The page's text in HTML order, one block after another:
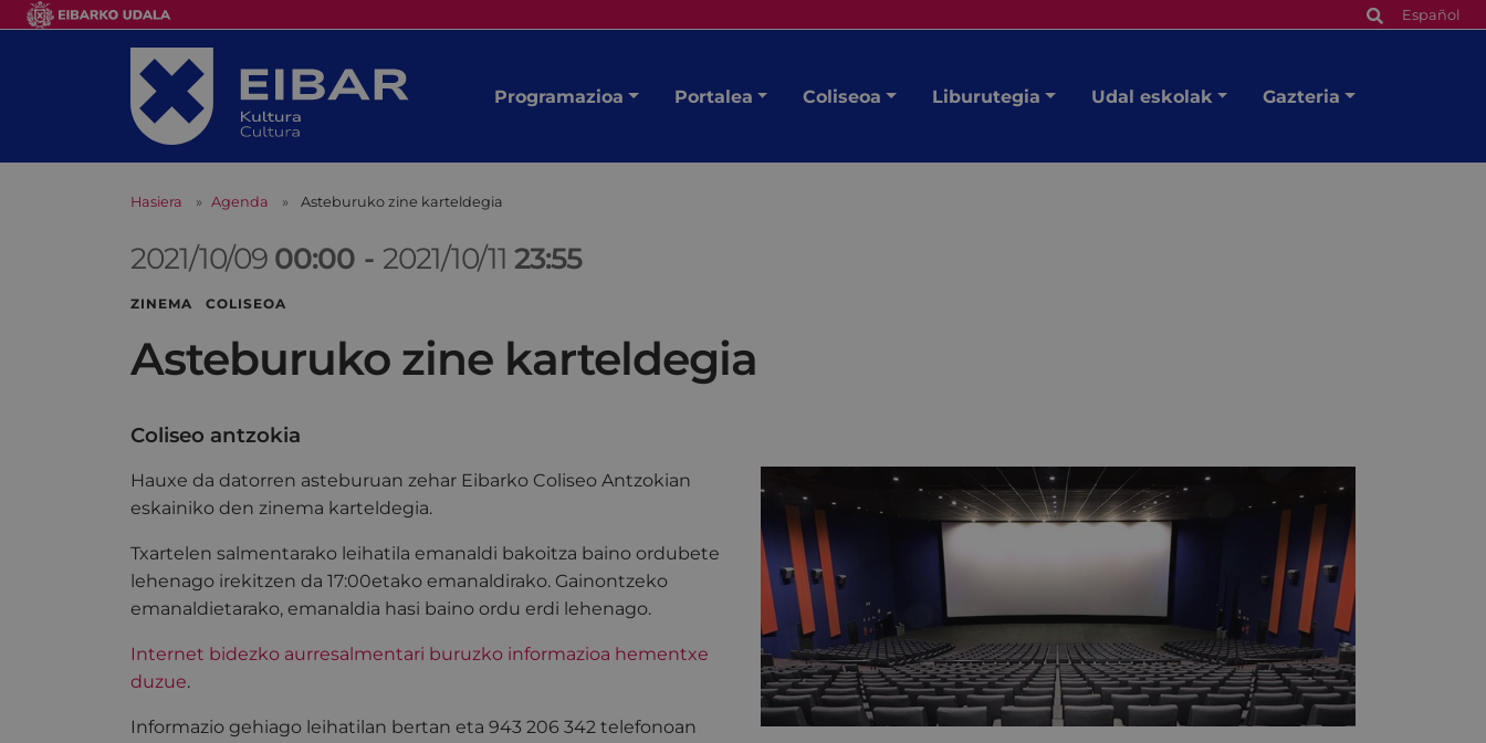
Español
Programazioa Portalea Coliseoa Liburutegia Udal eskolak Gazteria
Hasiera Agenda Asteburuko zine karteldegia
2021/10/09 00:00 - 2021/10/11 23:55
ZINEMA COLISEOA
Asteburuko zine karteldegia
Coliseo antzokia
Hauxe da datorren asteburuan zehar Eibarko Coliseo Antzokian
eskainiko den zinema karteldegia.
Txartelen salmentarako leihatila emanaldi bakoitza baino ordubete
lehenago irekitzen da 17:00etako emanaldirako. Gainontzeko
emanaldietarako, emanaldia hasi baino ordu erdi lehenago.
Internet bidezko aurresalmentari buruzko informazioa hementxe
duzue.
Informazio gehiago leihatilan bertan eta 943 206 342 telefonoan